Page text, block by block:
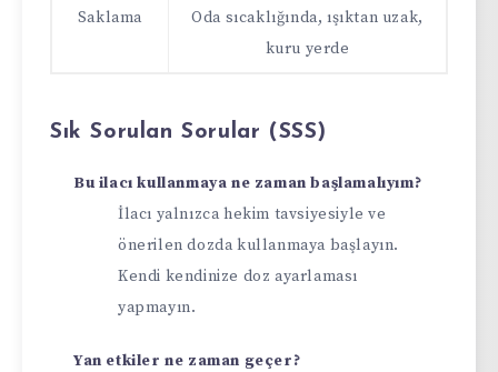
Saklama
Oda sıcaklığında, ışıktan uzak,
kuru yerde
Sık Sorulan Sorular (SSS)
Bu ilacı kullanmaya ne zaman başlamalıyım?
İlacı yalnızca hekim tavsiyesiyle ve
önerilen dozda kullanmaya başlayın.
Kendi kendinize doz ayarlaması
yapmayın.
Yan etkiler ne zaman geçer?